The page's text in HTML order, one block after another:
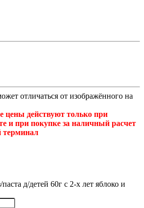
отличаться от изображённого на
цены действуют только при
и при покупке за наличный расчет
терминал
д/детей 60г с 2-х лет яблоко и